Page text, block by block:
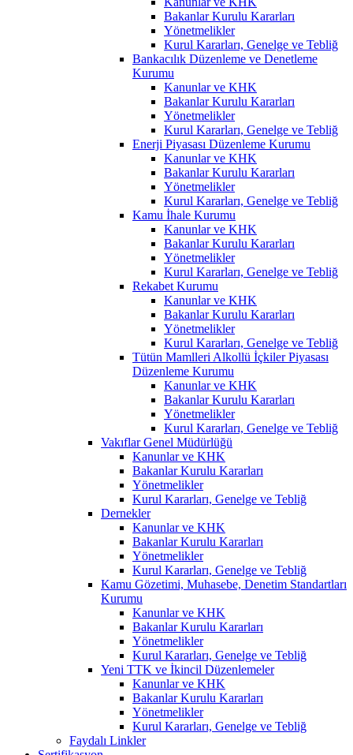
Bakanlar Kurulu Kararları
Yönetmelikler
Kurul Kararları, Genelge ve Tebliğ
Bankacılık Düzenleme ve Denetleme
Kurumu
Kanunlar ve KHK
Bakanlar Kurulu Kararları
Yönetmelikler
Kurul Kararları, Genelge ve Tebliğ
Enerji Piyasası Düzenleme Kurumu
Kanunlar ve KHK
Bakanlar Kurulu Kararları
Yönetmelikler
Kurul Kararları, Genelge ve Tebliğ
Kamu İhale Kurumu
Kanunlar ve KHK
Bakanlar Kurulu Kararları
Yönetmelikler
Kurul Kararları, Genelge ve Tebliğ
Rekabet Kurumu
Kanunlar ve KHK
Bakanlar Kurulu Kararları
Yönetmelikler
Kurul Kararları, Genelge ve Tebliğ
Tütün Mamlleri Alkollü İçkiler Piyasası
Düzenleme Kurumu
Kanunlar ve KHK
Bakanlar Kurulu Kararları
Yönetmelikler
Kurul Kararları, Genelge ve Tebliğ
Vakıflar Genel Müdürlüğü
Kanunlar ve KHK
Bakanlar Kurulu Kararları
Yönetmelikler
Kurul Kararları, Genelge ve Tebliğ
Dernekler
Kanunlar ve KHK
Bakanlar Kurulu Kararları
Yönetmelikler
Kurul Kararları, Genelge ve Tebliğ
Kamu Gözetimi, Muhasebe, Denetim Standartları
Kurumu
Kanunlar ve KHK
Bakanlar Kurulu Kararları
Yönetmelikler
Kurul Kararları, Genelge ve Tebliğ
Yeni TTK ve İkincil Düzenlemeler
Kanunlar ve KHK
Bakanlar Kurulu Kararları
Yönetmelikler
Kurul Kararları, Genelge ve Tebliğ
Faydalı Linkler